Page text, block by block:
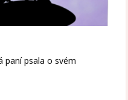
paní psala o svém